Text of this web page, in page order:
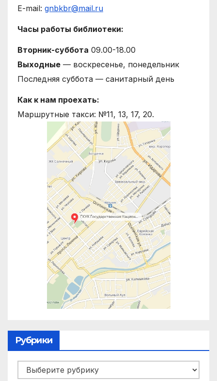
E-mail: gnbkbr@mail.ru
Часы работы библиотеки:
Вторник-суббота 09.00-18.00
Выходные — воскресенье, понедельник
Последняя суббота — санитарный день
Как к нам проехать:
Маршрутные такси: №11, 13, 17, 20.
Рубрики
Рубрики